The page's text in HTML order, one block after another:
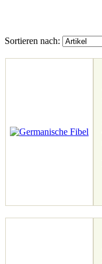
Sortieren nach: